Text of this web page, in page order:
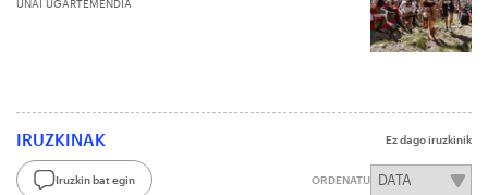
UNAI UGARTEMENDIA
IRUZKINAK Ez dago iruzkinik
Iruzkin bat egin ORDENATU